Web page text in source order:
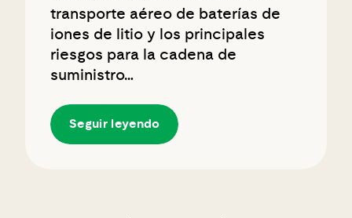
transporte aéreo de baterías de
iones de litio y los principales
riesgos para la cadena de
suministro…
Seguir leyendo